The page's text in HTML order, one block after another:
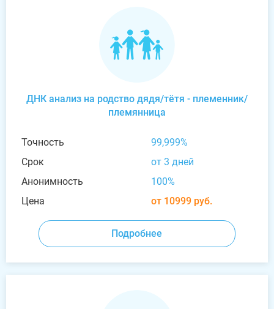
ДНК анализ на родство дядя/тётя - племенник/
племянница
Точность
99,999%
Срок
от 3 дней
Анонимность
100%
Цена
от 10999 руб.
Подробнее